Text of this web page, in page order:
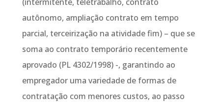
autônomo, ampliação contrato em tempo
parcial, terceirização na atividade fim) – que se
soma ao contrato temporário recentemente
aprovado (PL 4302/1998) -, garantindo ao
empregador uma variedade de formas de
contratação com menores custos, ao passo